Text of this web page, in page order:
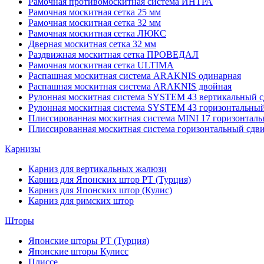
Рамочная москитная сетка 25 мм
Рамочная москитная сетка 32 мм
Рамочная москитная сетка ЛЮКС
Дверная москитная сетка 32 мм
Раздвижная москитная сетка ПРОВЕДАЛ
Рамочная москитная сетка ULTIMA
Распашная москитная система ARAKNIS одинарная
Распашная москитная система ARAKNIS двойная
Рулонная москитная система SYSTEM 43 вертикальный
Рулонная москитная система SYSTEM 43
Плиссированная москитная система MINI 17
Плиссированная москитная система горизонтальный
Карнизы
Карниз для вертикальных жалюзи
Карниз для Японских штор РТ (Турция)
Карниз для Японских штор (Кулис)
Карниз для римских штор
Шторы
Японские шторы РТ (Турция)
Японские шторы Кулисс
Плиссе